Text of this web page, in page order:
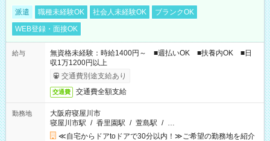
派遣 職種未経験OK 社会人未経験OK
ブランクOK
WEB登録・面接OK
給与
無資格未経験：時給1400円～ ■週払いOK ■扶養内OK ■日
収1万1200円以上
交通費別途支給あり
交通費 交通費全額支給
勤務地
大阪府寝屋川市
寝屋川市駅 / 香里園駅 / 萱島駅 / …
≪自宅からドアtoドアで30分以内！≫ご希望の勤務地を紹介